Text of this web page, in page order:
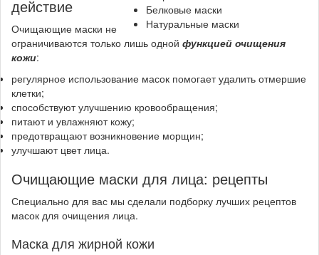
Белковые маски
Натуральные маски
действие
Очищающие маски не
ограничиваются только лишь одной функцией очищения
кожи:
регулярное использование масок помогает удалить отмершие
клетки;
способствуют улучшению кровообращения;
питают и увлажняют кожу;
предотвращают возникновение морщин;
улучшают цвет лица.
Очищающие маски для лица: рецепты
Специально для вас мы сделали подборку лучших рецептов
масок для очищения лица.
Маска для жирной кожи